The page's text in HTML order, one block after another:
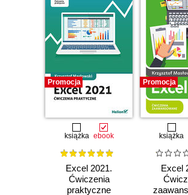
Promocja
książka ebook
Excel 2021.
Ćwiczenia
praktyczne
Promocja
książka
Excel